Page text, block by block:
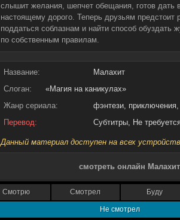
слышит желания, шепчет обещания, готов дать
настоящему дорого. Теперь друзьям предстоит
поддаться соблазнам и найти способ обуздать
по собственным правилам.
Название:
Малахит
Слоган:
«Магия на каникулах»
Жанр сериала:
фэнтези,
Перевод:
Субтитры, Не
Данный материал доступен на всех
смотреть онлайн
Смотрю Смотрел Буду
Не смотрел